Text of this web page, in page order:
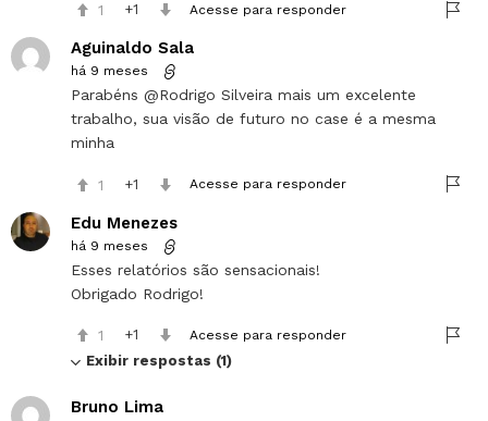
1 1 Acesse para responder
Aguinaldo Sala
há 9 meses
Parabéns @Rodrigo Silveira mais um excelente
trabalho, sua visão de futuro no case é a mesma
minha
1 1 Acesse para responder
Edu Menezes
há 9 meses
Esses relatórios são sensacionais!
Obrigado Rodrigo!
1 1 Acesse para responder
Exibir respostas (1)
Bruno Lima